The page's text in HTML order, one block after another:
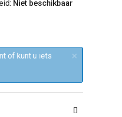
Niet beschikbaar
of kunt u iets
×